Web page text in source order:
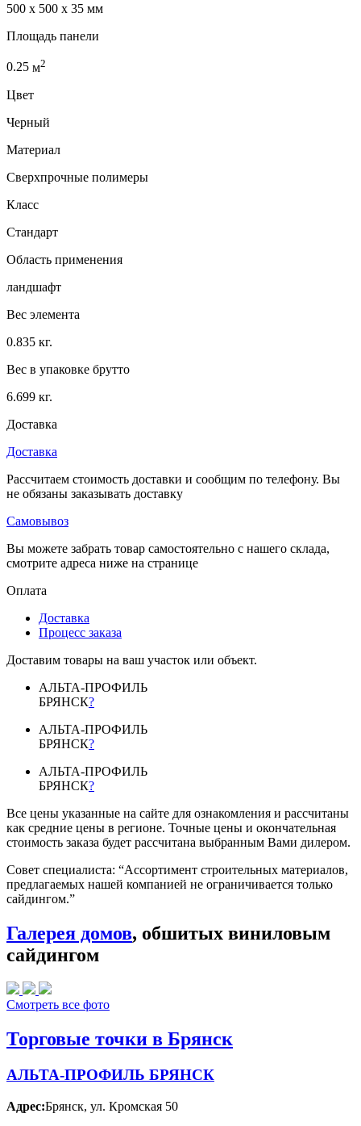
500 x 500 x 35 мм
Площадь панели
0.25 м2
Цвет
Черный
Материал
Сверхпрочные полимеры
Класс
Стандарт
Область применения
ландшафт
Вес элемента
0.835 кг.
Вес в упаковке брутто
6.699 кг.
Доставка
Доставка
Рассчитаем стоимость доставки и сообщим по телефону. Вы
не обязаны заказывать доставку
Самовывоз
Вы можете забрать товар самостоятельно с нашего склада,
смотрите адреса ниже на странице
Оплата
Доставка
Процесс заказа
Доставим товары на ваш участок или объект.
АЛЬТА-ПРОФИЛЬ
БРЯНСК?
АЛЬТА-ПРОФИЛЬ
БРЯНСК?
АЛЬТА-ПРОФИЛЬ
БРЯНСК?
Все цены указанные на сайте для ознакомления и рассчитаны
как средние цены в регионе. Точные цены и окончательная
стоимость заказа будет рассчитана выбранным Вами дилером.
Совет специалиста: “Ассортимент строительных материалов,
предлагаемых нашей компанией не ограничивается только
сайдингом.”
Галерея домов, обшитых виниловым
сайдингом
Смотреть все фото
Торговые точки в Брянск
АЛЬТА-ПРОФИЛЬ БРЯНСК
Адрес:Брянск, ул. Кромская 50